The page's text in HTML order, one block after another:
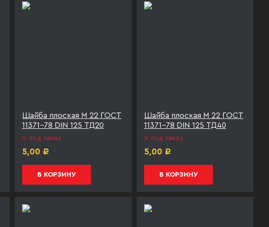
Шайба плоская М 22 ГОСТ
11371-78 DIN 125 ТД20
под заказ
5,00 Р
В КОРЗИНУ
Шайба плоская М 22 ГОСТ
11371-78 DIN 125 ТД40
под заказ
5,00 Р
В КОРЗИНУ